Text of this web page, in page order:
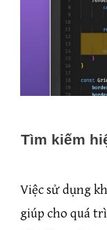
Tìm kiếm
Việc sử dụng
giúp cho quá